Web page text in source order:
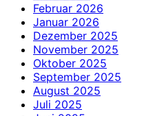
Februar 2026
Januar 2026
Dezember 2025
November 2025
Oktober 2025
September 2025
August 2025
Juli 2025